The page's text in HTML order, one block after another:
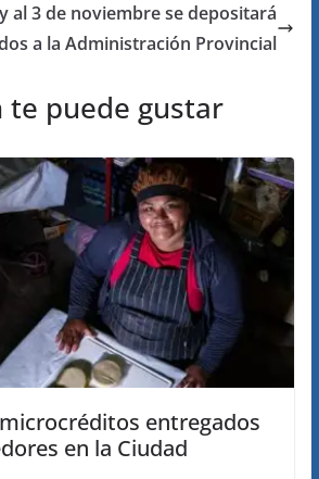
al 3 de noviembre se depositará
a la Administración Provincial
te puede gustar
entregados
en la Ciudad